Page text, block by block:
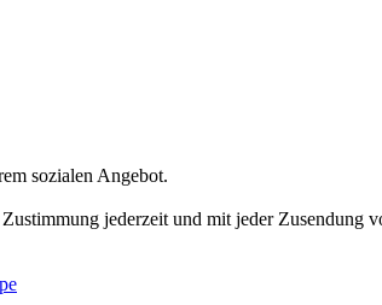
sozialen Angebot.
jederzeit und mit jeder Zusendung